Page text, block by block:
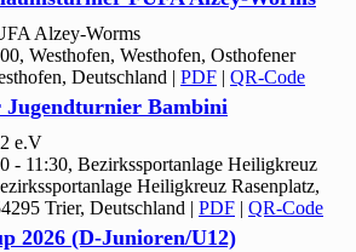
Alzey-Worms
Westhofen, Westhofen, Osthofener
Deutschland | PDF | QR-Code
Bambini
e.V
- 11:30, Bezirkssportanlage Heiligkreuz
Heiligkreuz Rasenplatz,
Trier, Deutschland | PDF | QR-Code
2026 (D-Junioren/U12)